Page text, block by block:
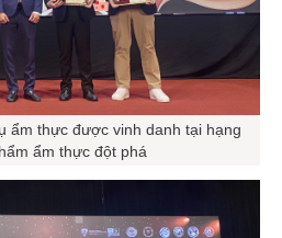
ẩm thực được vinh danh tại hạng
ẩm thực đột phá